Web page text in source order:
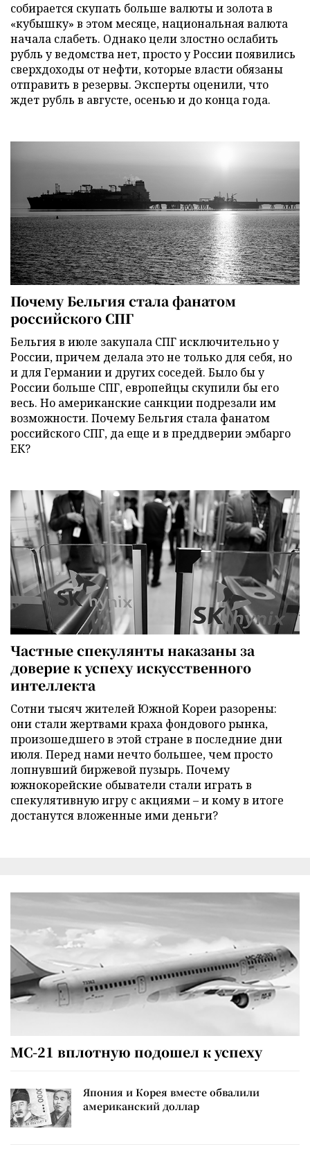
собирается скупать больше валюты и золота в
«кубышку» в этом месяце, национальная валюта
начала слабеть. Однако цели злостно ослабить
рубль у ведомства нет, просто у России появились
сверхдоходы от нефти, которые власти обязаны
отправить в резервы. Эксперты оценили, что
ждет рубль в августе, осенью и до конца года.
Почему Бельгия стала фанатом
российского СПГ
Бельгия в июле закупала СПГ исключительно у
России, причем делала это не только для себя, но
и для Германии и других соседей. Было бы у
России больше СПГ, европейцы скупили бы его
весь. Но американские санкции подрезали им
возможности. Почему Бельгия стала фанатом
российского СПГ, да еще и в преддверии эмбарго
ЕК?
Частные спекулянты наказаны за
доверие к успеху искусственного
интеллекта
Сотни тысяч жителей Южной Кореи разорены:
они стали жертвами краха фондового рынка,
произошедшего в этой стране в последние дни
июля. Перед нами нечто большее, чем просто
лопнувший биржевой пузырь. Почему
южнокорейские обыватели стали играть в
спекулятивную игру с акциями – и кому в итоге
достанутся вложенные ими деньги?
МС-21 вплотную подошел к успеху
Япония и Корея вместе обвалили
американский доллар